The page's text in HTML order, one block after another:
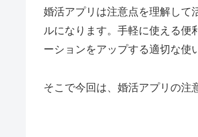
婚活アプリは注意点を理解して
ルになります。手軽に使える便
ーションをアップする適切な使
そこで今回は、婚活アプリの注